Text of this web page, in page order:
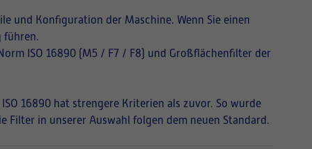
und Konfiguration der Maschine. Wenn Sie einen
führen.
ISO 16890 (M5 / F7 / F8) und Großflächenfilter der
16890 hat strengere Kriterien als zuvor. So wurde
Filter in unserer Auswahl folgen dem neuen Standard.